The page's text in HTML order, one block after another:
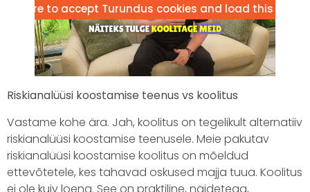
here to accept Turundus cookies and load this
Riskianalüüsi koostamise teenus vs koolitus
Vastame kohe ära. Jah, koolitus on tegelikult alternatiiv
riskianalüüsi koostamise teenusele. Meie pakutav
riskianalüüsi koostamise koolitus on mõeldud
ettevõtetele, kes tahavad oskused majja tuua. Koolitus
ei ole kuiv loeng. See on praktiline, näidetega,